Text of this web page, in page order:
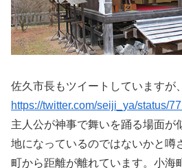
佐久市長もツイートしていますが、
https://twitter.com/seiji_ya/status/
主人公が神事で舞いを踊る場面が
地になっているのではないかと噂
町から距離が離れています。小海